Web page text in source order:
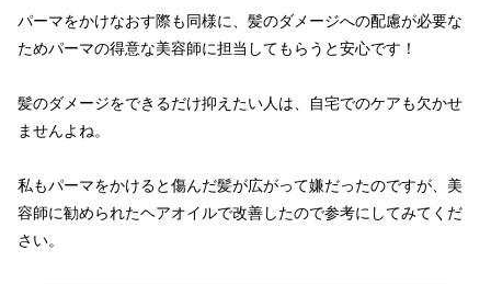
パーマをかけなおす際も同様に、髪のダメージへの配慮が必要な
ためパーマの得意な美容師に担当してもらうと安心です！
髪のダメージをできるだけ抑えたい人は、自宅でのケアも欠かせ
ませんよね。
私もパーマをかけると傷んだ髪が広がって嫌だったのですが、美
容師に勧められたヘアオイルで改善したので参考にしてみてくだ
さい。